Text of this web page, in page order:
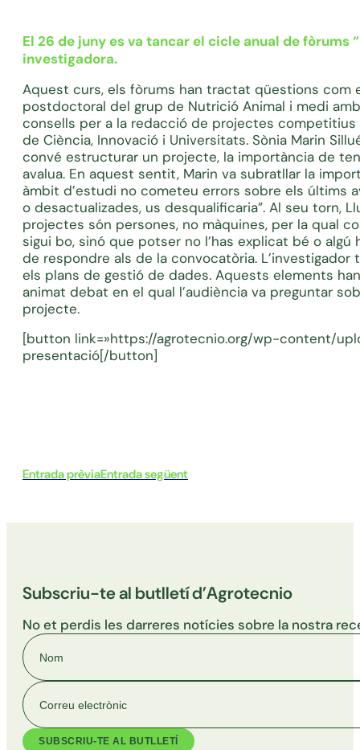
El 26 de juny es va tancar el cicle anual de
investigadora.
Aquest curs, els fòrums han tractat qüestions com
postdoctoral del grup de Nutrició Animal i medi
consells per a la redacció de projectes
de Ciència, Innovació i Universitats. Sònia Marin
convé estructurar un projecte, la importància de
avalua. En aquest sentit, Marin va subratllar la
àmbit d’estudi no cometeu errors sobre els últims
o desactualizades, us desqualificaria”. Al seu torn,
projectes són persones, no màquines, per la qual
sigui bo, sinó que potser no l’has explicat bé o
de respondre als de la convocatòria.
els plans de gestió de dades. Aquests elements
animat debat en el qual l’audiència va preguntar
projecte.
[button link=»https://agrotecnio.org/wp-content/
presentació[/button]
Entrada prèviaEntrada següent
Subscriu-te al butlletí d’Agrotecnio
No et perdis les darreres notícies sobre la nostra
Nom
Correu electrònic